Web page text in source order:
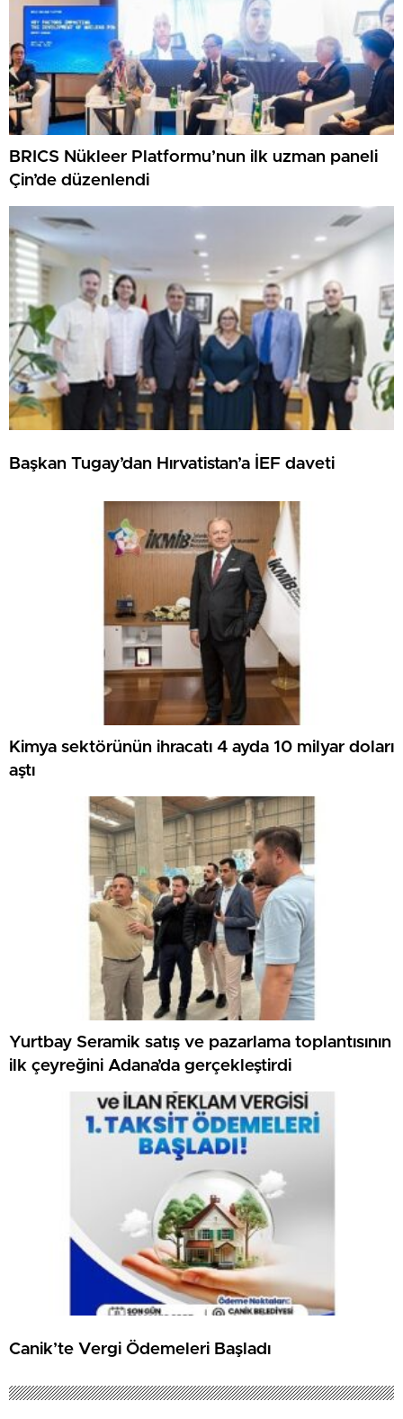
BRICS Nükleer Platformu’nun ilk uzman paneli
Çin’de düzenlendi
Başkan Tugay’dan Hırvatistan’a İEF daveti
Kimya sektörünün ihracatı 4 ayda 10 milyar doları
aştı
Yurtbay Seramik satış ve pazarlama toplantısının
ilk çeyreğini Adana’da gerçekleştirdi
Canik’te Vergi Ödemeleri Başladı